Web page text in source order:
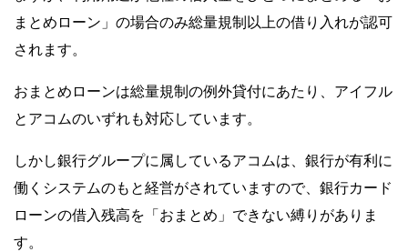
まとめローン」の場合のみ総量規制以上の借り入れが認可
されます。
おまとめローンは総量規制の例外貸付にあたり、アイフル
とアコムのいずれも対応しています。
しかし銀行グループに属しているアコムは、銀行が有利に
働くシステムのもと経営がされていますので、銀行カード
ローンの借入残高を「おまとめ」できない縛りがありま
す。